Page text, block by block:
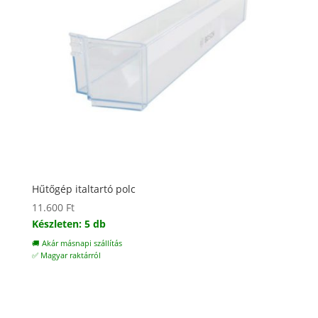
Hűtőgép italtartó polc
11.600 Ft
Készleten: 5 db
🚚 Akár másnapi szállítás
✅ Magyar raktárról